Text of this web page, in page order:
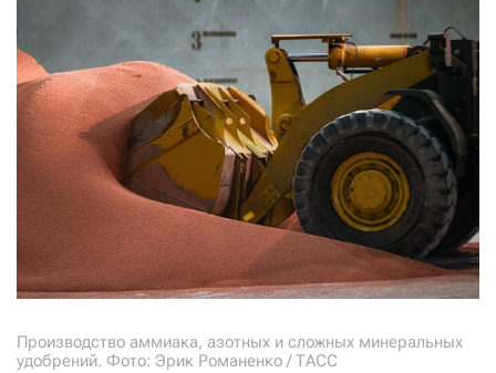
Производство аммиака, азотных и сложных минеральных
удобрений. Фото: Эрик Романенко / ТАСС